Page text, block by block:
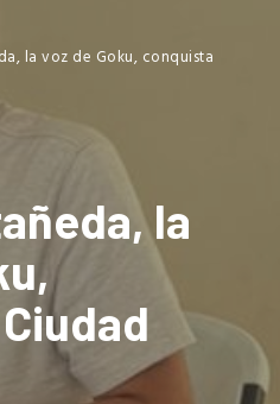
la voz de Goku, conquista
la